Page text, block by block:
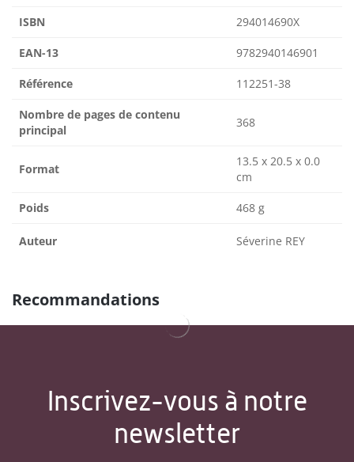
ISBN 294014690X
EAN-13 9782940146901
Référence 112251-38
Nombre de pages de contenu
principal
368
Format
13.5 x 20.5 x 0.0
cm
Poids 468 g
Auteur Séverine REY
Recommandations
Inscrivez-vous à notre
newsletter